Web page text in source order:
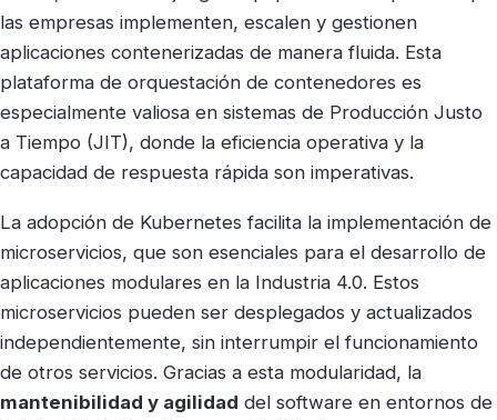
las empresas implementen, escalen y gestionen
aplicaciones contenerizadas de manera fluida. Esta
plataforma de orquestación de contenedores es
especialmente valiosa en sistemas de Producción Justo
a Tiempo (JIT), donde la eficiencia operativa y la
capacidad de respuesta rápida son imperativas.
La adopción de Kubernetes facilita la implementación de
microservicios, que son esenciales para el desarrollo de
aplicaciones modulares en la Industria 4.0. Estos
microservicios pueden ser desplegados y actualizados
independientemente, sin interrumpir el funcionamiento
de otros servicios. Gracias a esta modularidad, la
mantenibilidad y agilidad del software en entornos de